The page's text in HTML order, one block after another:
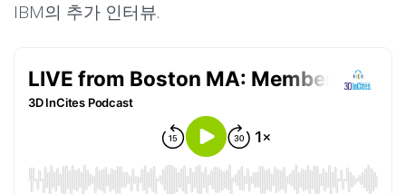
IBM의 추가 인터뷰.